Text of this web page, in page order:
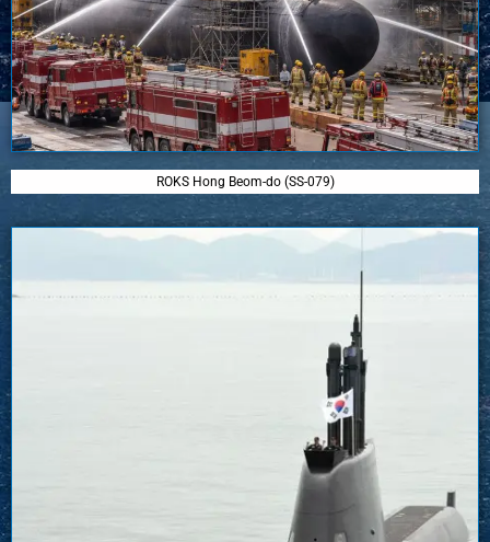
ROKS Hong Beom-do (SS-079)